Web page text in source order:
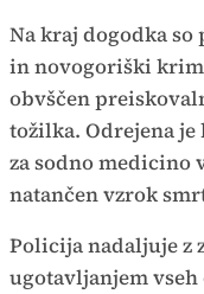
Na kraj dogodka
in novogoriški
obvščen
tožilka. Odrejena
za sodno
natančen vzrok
Policija nadaljuje z
ugotavljanjem